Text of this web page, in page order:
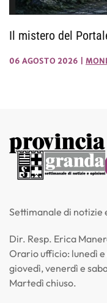
Il mistero del
06 AGOSTO 2026
Settimanale di notizie
Dir. Resp. Erica
Orario ufficio: lunedì
giovedì, venerdì e
Martedì chiuso.